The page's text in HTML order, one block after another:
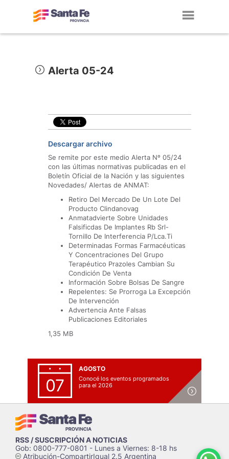
Alerta 05-24
Descargar archivo
Se remite por este medio Alerta Nº 05/24
con las últimas normativas publicadas en el
Boletín Oficial de la Nación y las siguientes
Novedades/ Alertas de ANMAT:
Retiro Del Mercado De Un Lote Del
Producto Clindanovag
Anmatadvierte Sobre Unidades
Falsificdas De Implantes Rb Srl-
Tornillo De Interferencia P/Lca.Ti
Determinadas Formas Farmacéuticas
Y Concentraciones Del Grupo
Terapéutico Prazoles Cambian Su
Condición De Venta
Información Sobre Bolsas De Sangre
Repelentes: Se Prorroga La Excepción
De Intervención
Advertencia Ante Falsas
Publicaciones Editoriales
1,35 MB
07
AGOSTO
Conocé los eventos programados
para el 2026
RSS / SUSCRIPCIÓN A NOTICIAS
Gob: 0800-777-0801 - Lunes a Viernes: 8-18 hs
cAtribución-CompartirIgual 2.5 Argentina